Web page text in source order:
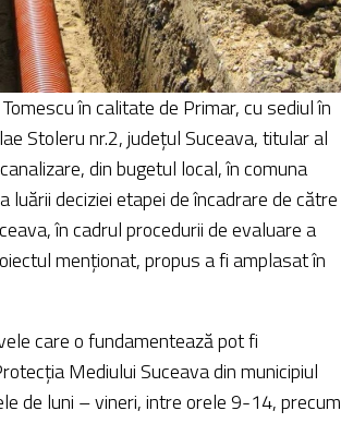
în calitate de Primar, cu sediul în
Stoleru nr.2, județul Suceava, titular al
din bugetul local, în comuna
deciziei etapei de încadrare de către
în cadrul procedurii de evaluare a
menționat, propus a fi amplasat în
care o fundamentează pot fi
Mediului Suceava din municipiul
de luni – vineri, intre orele 9-14, precum